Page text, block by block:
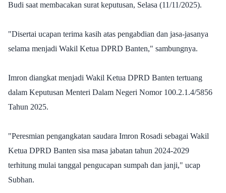
Budi saat membacakan surat keputusan, Selasa (11/11/2025).
"Disertai ucapan terima kasih atas pengabdian dan jasa-jasanya
selama menjadi Wakil Ketua DPRD Banten," sambungnya.
Imron diangkat menjadi Wakil Ketua DPRD Banten tertuang
dalam Keputusan Menteri Dalam Negeri Nomor 100.2.1.4/5856
Tahun 2025.
"Peresmian pengangkatan saudara Imron Rosadi sebagai Wakil
Ketua DPRD Banten sisa masa jabatan tahun 2024-2029
terhitung mulai tanggal pengucapan sumpah dan janji," ucap
Subhan.